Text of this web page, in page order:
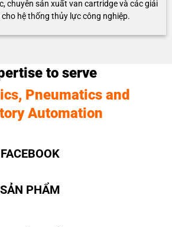
chuyên sản xuất van cartridge và các giải
hệ thống thủy lực công nghiệp.
to serve
Pneumatics and
Automation
FACEBOOK
SẢN PHẨM